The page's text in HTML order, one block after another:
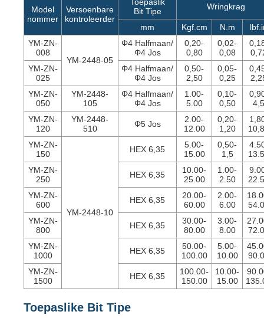
Model
nommer
Versoenbare
kontroleerder
Toepaslik
Bit Tipe
Wringkrag
mm Kgf.cm N.m
YM-ZN-
008
YM-2448-05
Φ4 Halfmaan/
Φ4 Jos
0,20-
0,80
0,02-
0,08
YM-ZN-
025
Φ4 Halfmaan/
Φ4 Jos
0,50-
2,50
0,05-
0,25
YM-ZN-
050
YM-2448-
105
Φ4 Halfmaan/
Φ4 Jos
1.00-
5.00
0,10-
0,50
YM-ZN-
120
YM-2448-
510
Φ5 Jos
2.00-
12.00
0,20-
1,20
YM-ZN-
150
YM-2448-10
HEX 6,35
5.00-
15.00
0,50-
1,5
YM-ZN-
250
HEX 6,35
10.00-
25.00
1.00-
2.50
YM-ZN-
600
HEX 6,35
20.00-
60.00
2.00-
6.00
YM-ZN-
800
HEX 6,35
30.00-
80.00
3.00-
8.00
YM-ZN-
1000
HEX 6,35
50.00-
100.00
5.00-
10.00
YM-ZN-
1500
HEX 6,35
100.00-
150.00
10.00-
15.00
Toepaslike Bit Tipe